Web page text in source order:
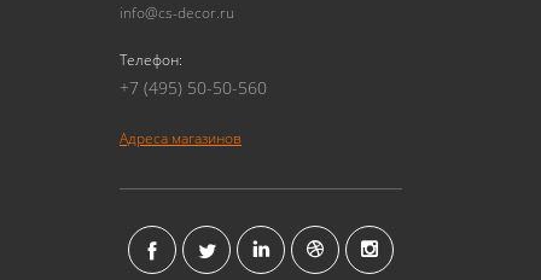
info@cs-decor.ru
Телефон:
+7 (495) 50-50-560
Адреса магазинов